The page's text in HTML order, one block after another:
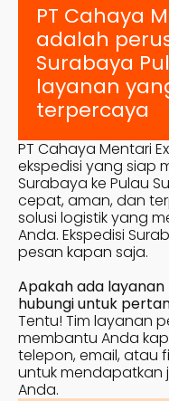
PT Cahaya
adalah
Surabaya
layanan
terpercaya
PT Cahaya Mentari
ekspedisi yang siap
Surabaya ke Pulau
cepat, aman, dan
solusi logistik yang
Anda. Ekspedisi
pesan kapan saja.
Apakah ada
hubungi untuk
Tentu! Tim layanan
membantu Anda
telepon, email, atau
untuk
Anda.